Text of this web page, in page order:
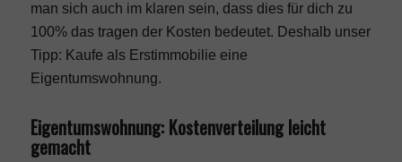
man sich auch im klaren sein, dass dies für dich zu
100% das tragen der Kosten bedeutet. Deshalb unser
Tipp: Kaufe als Erstimmobilie eine
Eigentumswohnung.
Eigentumswohnung: Kostenverteilung leicht
gemacht